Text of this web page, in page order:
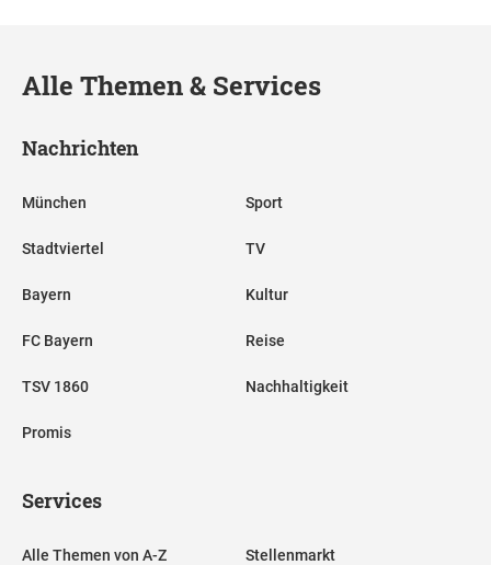
Alle Themen & Services
Nachrichten
München
Stadtviertel
Bayern
FC Bayern
TSV 1860
Promis
Sport
TV
Kultur
Reise
Nachhaltigkeit
Services
Alle Themen von A-Z Stellenmarkt